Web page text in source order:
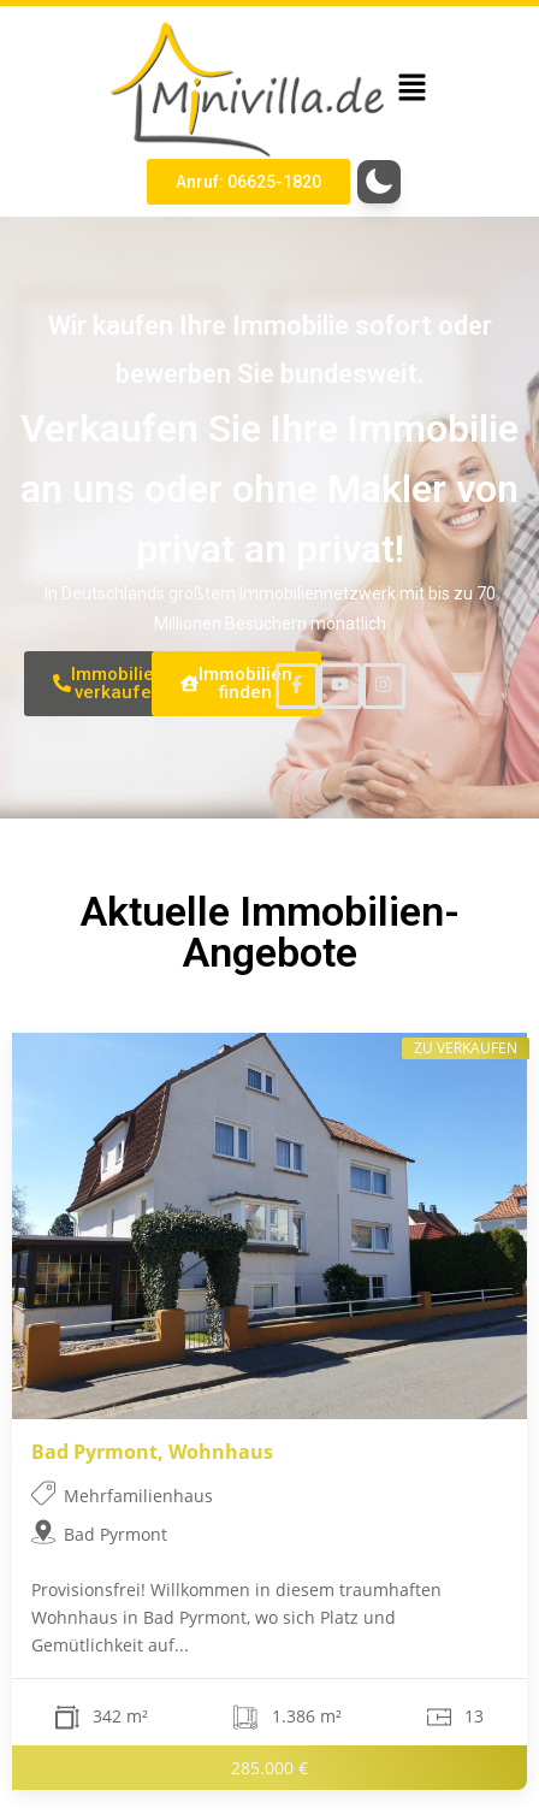
Anruf: 06625-1820
Wir kaufen Ihre Immobilie sofort oder
bewerben Sie bundesweit.
Verkaufen Sie Ihre Immobilie
an uns oder ohne Makler von
privat an privat!
In Deutschlands größtem Immobiliennetzwerk mit bis zu 70
Millionen Besuchern monatlich
Immobilien
verkaufen
Immobilien
finden
Aktuelle Immobilien-
Angebote
Bad Pyrmont, Wohnhaus
Mehrfamilienhaus
Bad Pyrmont
Provisionsfrei! Willkommen in diesem traumhaften
Wohnhaus in Bad Pyrmont, wo sich Platz und
Gemütlichkeit auf...
342 m² 1.386 m² 13
285.000 €
ZU VERKAUFEN